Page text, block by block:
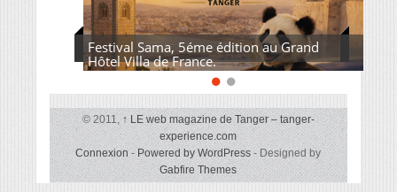
Festival Sama, 5éme édition au Grand
Hôtel Villa de France.
© 2011,↑ LE web magazine de Tanger – tanger-
experience.com
Connexion-Powered by WordPress- Designed by
Gabfire Themes